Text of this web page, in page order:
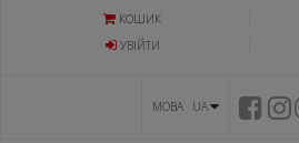
КОШИК
УВIЙТИ
МОВА UA